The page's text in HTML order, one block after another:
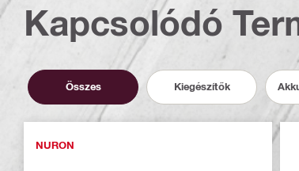
Kapcsolódó
Összes Kiegészítők
NURON